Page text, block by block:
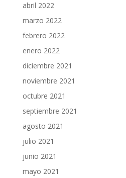
abril 2022
marzo 2022
febrero 2022
enero 2022
diciembre 2021
noviembre 2021
octubre 2021
septiembre 2021
agosto 2021
julio 2021
junio 2021
mayo 2021